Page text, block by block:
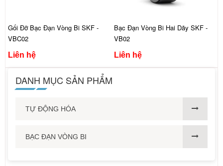
Gối Đỡ Bạc Đạn Vòng Bi SKF -
VBC02
Liên hệ
Bạc Đạn Vòng Bi Hai Dãy SKF -
VB02
Liên hệ
DANH MỤC SẢN PHẨM
TỰ ĐỘNG HÓA
BẠC ĐẠN VÒNG BI